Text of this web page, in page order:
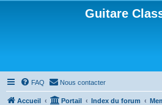
Guitare
FAQ Nous contacter
Accueil Portail Index du forum